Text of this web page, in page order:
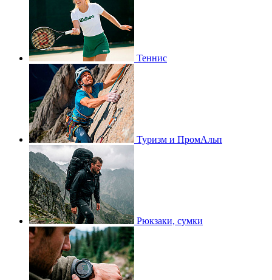
Теннис
Туризм и ПромАльп
Рюкзаки, сумки